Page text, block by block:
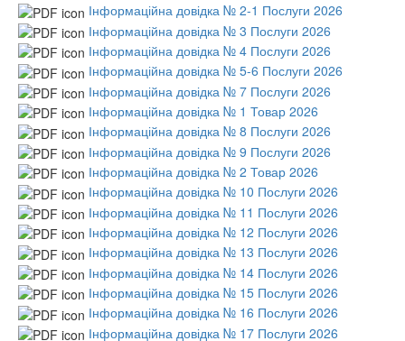
Інформаційна довідка № 2-1 Послуги 2026
Інформаційна довідка № 3 Послуги 2026
Інформаційна довідка № 4 Послуги 2026
Інформаційна довідка № 5-6 Послуги 2026
Інформаційна довідка № 7 Послуги 2026
Інформаційна довідка № 1 Товар 2026
Інформаційна довідка № 8 Послуги 2026
Інформаційна довідка № 9 Послуги 2026
Інформаційна довідка № 2 Товар 2026
Інформаційна довідка № 10 Послуги 2026
Інформаційна довідка № 11 Послуги 2026
Інформаційна довідка № 12 Послуги 2026
Інформаційна довідка № 13 Послуги 2026
Інформаційна довідка № 14 Послуги 2026
Інформаційна довідка № 15 Послуги 2026
Інформаційна довідка № 16 Послуги 2026
Інформаційна довідка № 17 Послуги 2026